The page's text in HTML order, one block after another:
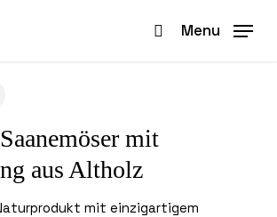
search
Menu
mit
aus Altholz
mit einzigartigem